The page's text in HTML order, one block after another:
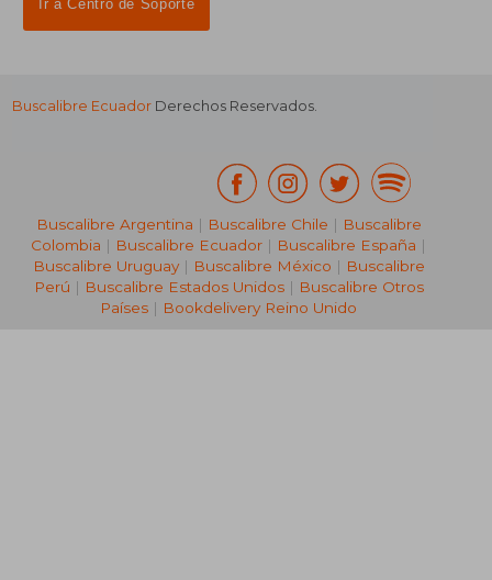
Ir a Centro de Soporte
Buscalibre Ecuador Derechos Reservados.
Buscalibre Argentina | Buscalibre Chile | Buscalibre
Colombia | Buscalibre Ecuador | Buscalibre España |
Buscalibre Uruguay| Buscalibre México | Buscalibre
Perú | Buscalibre Estados Unidos| Buscalibre Otros
Países | Bookdelivery Reino Unido